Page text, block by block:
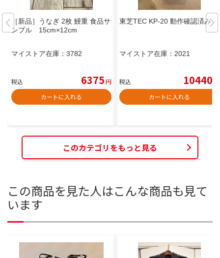
［新品］うなぎ 2枚 鰻重 食品サ
ンプル 15cm×12cm
マイストア在庫： 3782
税込 6375円
カートに入れる
東芝TEC KP-20 動作確認済み
マイストア在庫： 2021
税込 10440
カートに入れる
このカテゴリをもっと見る
この商品を見た人はこんな商品も見て
います